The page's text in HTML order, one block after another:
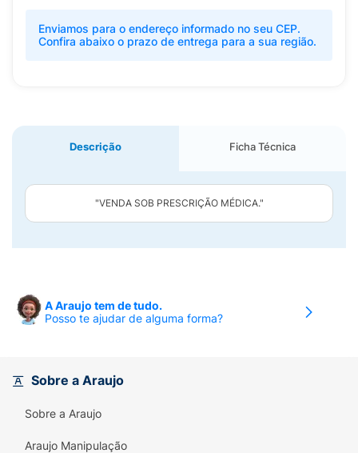
Enviamos para o endereço informado no seu CEP.
Confira abaixo o prazo de entrega para a sua região.
Descrição Ficha Técnica
"VENDA SOB PRESCRIÇÃO MÉDICA."
A Araujo tem de tudo.
Posso te ajudar de alguma forma?
Sobre a Araujo
Sobre a Araujo
Araujo Manipulação